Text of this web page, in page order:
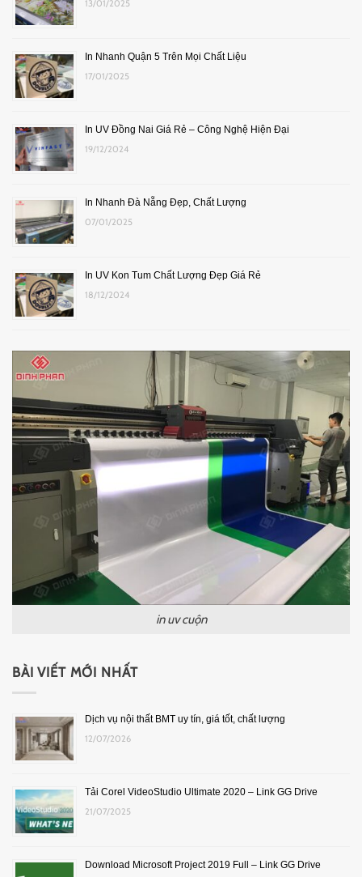
13/01/2025
In Nhanh Quận 5 Trên Mọi Chất Liệu
17/01/2025
In UV Đồng Nai Giá Rẻ – Công Nghệ Hiện Đại
19/12/2024
In Nhanh Đà Nẵng Đẹp, Chất Lượng
07/01/2025
In UV Kon Tum Chất Lượng Đẹp Giá Rẻ
18/12/2024
in uv cuộn
BÀI VIẾT MỚI NHẤT
Dịch vụ nội thất BMT uy tín, giá tốt, chất lượng
12/07/2026
Tải Corel VideoStudio Ultimate 2020 – Link GG Drive
21/07/2025
Download Microsoft Project 2019 Full – Link GG Drive